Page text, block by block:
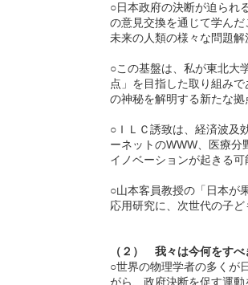
○日本政府の決断が迫られ
の意見交換を通じて学ん
未来の人類の様々な問題解
○この基盤は、私が東北大
点」を目指した取り組み
の神秘を解明する新たな
○ＩＬＣ誘致は、経済波及
ーネットのWWW、医療
イノベーションが起きる可
○山本客員教授の「日本が
応用研究に、次世代の子
（２） 我々は今何をすべ
○世界の物理学者の多くが
がら、政府決断を促す運動